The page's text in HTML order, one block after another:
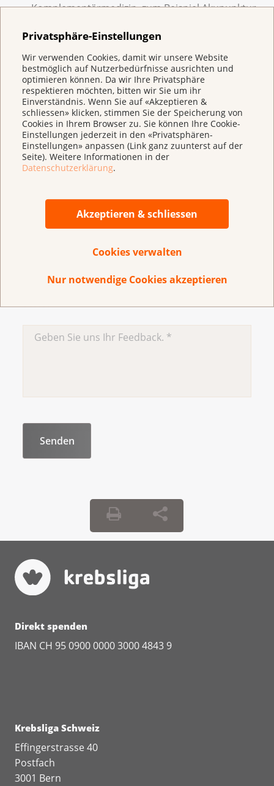
Privatsphäre-Einstellungen
Wir verwenden Cookies, damit wir unsere Website
bestmöglich auf Nutzerbedürfnisse ausrichten und
optimieren können. Da wir Ihre Privatsphäre
respektieren möchten, bitten wir Sie um ihr
Einverständnis. Wenn Sie auf «Akzeptieren &
schliessen» klicken, stimmen Sie der Speicherung von
Cookies in Ihrem Browser zu. Sie können Ihre Cookie-
Einstellungen jederzeit in den «Privatsphären-
Einstellungen» anpassen (Link ganz zuunterst auf der
Seite). Weitere Informationen in der
Datenschutzerklärung.
Akzeptieren & schliessen
Cookies verwalten
Nur notwendige Cookies akzeptieren
Komplementärmedizin, zum Beispiel Akupunktur
Physiotherapie,
Sport und Bewegung,
Entspannungsübungen, zum Beispiel Meditation
oder Autogenes Training,
psychoonkologische Beratung oder
Psychotherapie.
Aktualisiert im Oktober 2025
Haben Sie Verbesserungsvorschläge für diese
Seite?
Direkt spenden
IBAN CH 95 0900 0000 3000 4843 9
Krebsliga Schweiz
Effingerstrasse 40
Postfach
3001 Bern